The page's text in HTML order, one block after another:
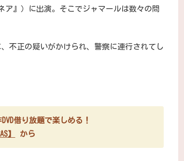
』）に出演。そこでジャマールは数々の問
不正の疑いがかけられ、警察に連行されてし
借り放題で楽しめる！
】 から